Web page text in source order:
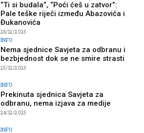
“Ti si budala”, “Poći ćeš u zatvor”:
Pale teške riječi između Abazovića i
Đukanovića
28/12/2025
INFO
Nema sjednice Savjeta za odbranu i
bezbjednost dok se ne smire strasti
25/12/2025
INFO
Prekinuta sjednica Savjeta za
odbranu, nema izjava za medije
24/12/2025
INFO